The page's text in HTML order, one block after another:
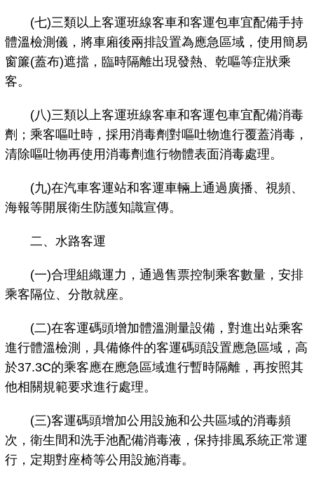
(七)三類以上客運班線客車和客運包車宜配備手持
體溫檢測儀，將車廂後兩排設置為應急區域，使用簡易
窗簾(蓋布)遮擋，臨時隔離出現發熱、乾嘔等症狀乘
客。
(八)三類以上客運班線客車和客運包車宜配備消毒
劑；乘客嘔吐時，採用消毒劑對嘔吐物進行覆蓋消毒，
清除嘔吐物再使用消毒劑進行物體表面消毒處理。
(九)在汽車客運站和客運車輛上通過廣播、視頻、
海報等開展衛生防護知識宣傳。
二、水路客運
(一)合理組織運力，通過售票控制乘客數量，安排
乘客隔位、分散就座。
(二)在客運碼頭增加體溫測量設備，對進出站乘客
進行體溫檢測，具備條件的客運碼頭設置應急區域，高
於37.3C的乘客應在應急區域進行暫時隔離，再按照其
他相關規範要求進行處理。
(三)客運碼頭增加公用設施和公共區域的消毒頻
次，衛生間和洗手池配備消毒液，保持排風系統正常運
行，定期對座椅等公用設施消毒。